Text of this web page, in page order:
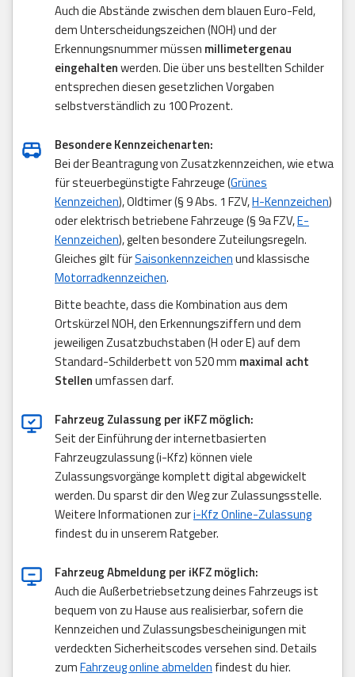
Auch die Abstände zwischen dem blauen Euro-Feld,
dem Unterscheidungszeichen (NOH) und der
Erkennungsnummer müssen millimetergenau
eingehaltenwerden. Die über uns bestellten Schilder
entsprechen diesen gesetzlichen Vorgaben
selbstverständlich zu 100 Prozent.
Besondere Kennzeichenarten:
Bei der Beantragung von Zusatzkennzeichen, wie etwa
für steuerbegünstigte Fahrzeuge (Grünes
Kennzeichen), Oldtimer (§ 9 Abs. 1 FZV,H-Kennzeichen)
oder elektrisch betriebene Fahrzeuge (§ 9a FZV,E-
Kennzeichen), gelten besondere Zuteilungsregeln.
Gleiches gilt fürSaisonkennzeichenund klassische
Motorradkennzeichen.
Bitte beachte, dass die Kombination aus dem
Ortskürzel NOH, den Erkennungsziffern und dem
jeweiligen Zusatzbuchstaben (H oder E) auf dem
Standard-Schilderbett von 520 mm maximal acht
Stellenumfassen darf.
Fahrzeug Zulassung per iKFZ möglich:
Seit der Einführung der internetbasierten
Fahrzeugzulassung (i-Kfz) können viele
Zulassungsvorgänge komplett digital abgewickelt
werden. Du sparst dir den Weg zur Zulassungsstelle.
Weitere Informationen zuri-Kfz Online-Zulassung
findest du in unserem Ratgeber.
Fahrzeug Abmeldung per iKFZ möglich:
Auch die Außerbetriebsetzung deines Fahrzeugs ist
bequem von zu Hause aus realisierbar, sofern die
Kennzeichen und Zulassungsbescheinigungen mit
verdeckten Sicherheitscodes versehen sind. Details
zumFahrzeug online abmelden findest du hier.